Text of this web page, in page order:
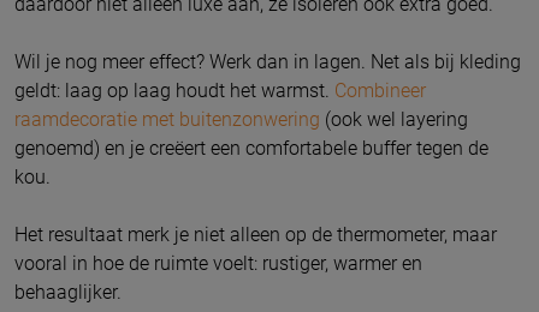
Wil je nog meer effect? Werk dan in lagen. Net als bij kleding
geldt: laag op laag houdt het warmst. Combineer
raamdecoratie met buitenzonwering (ook wel layering
genoemd) en je creëert een comfortabele buffer tegen de
kou.
Het resultaat merk je niet alleen op de thermometer, maar
vooral in hoe de ruimte voelt: rustiger, warmer en
behaaglijker.